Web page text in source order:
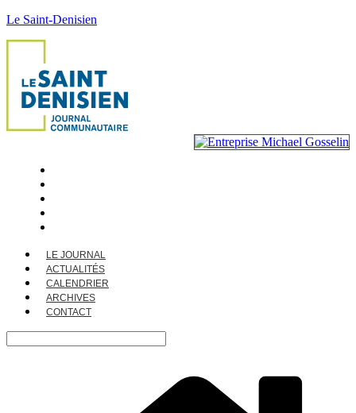
Le Saint-Denisien
LE JOURNAL
ACTUALITÉS
CALENDRIER
ARCHIVES
CONTACT